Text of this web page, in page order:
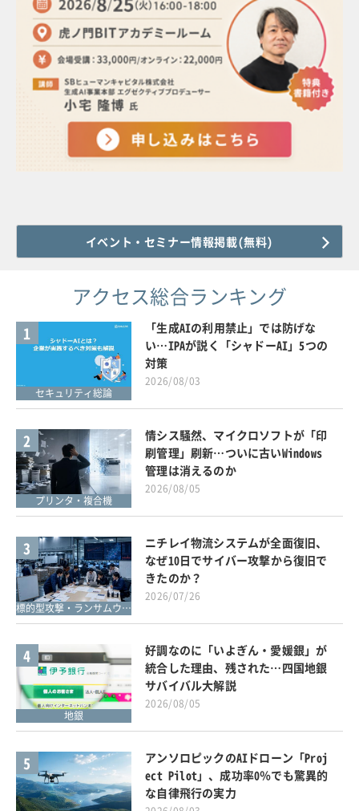
イベント・セミナー情報掲載(無料)
アクセス総合ランキング
1
セキュリティ総論
「生成AIの利用禁止」では防げな
い…IPAが説く「シャドーAI」5つの
対策
2026/08/03
2
プリンタ・複合機
情シス騒然、マイクロソフトが「印
刷管理」刷新…ついに古いWindows
管理は消えるのか
2026/08/05
3
標的型攻撃・ランサムウェア対策
ニチレイ物流システムが全面復旧、
なぜ10日でサイバー攻撃から復旧で
きたのか？
2026/07/26
4
地銀
好調なのに「いよぎん・愛媛銀」が
統合した理由、残された…四国地銀
サバイバル大解説
2026/08/05
5
アンソロピックのAIドローン「Proj
ect Pilot」、成功率0％でも驚異的
な自律飛行の実力